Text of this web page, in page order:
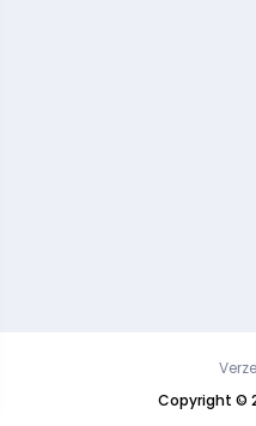
Copyright ©